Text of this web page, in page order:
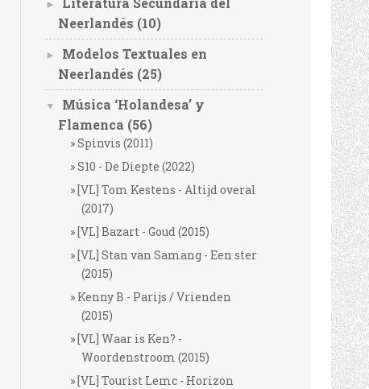
►
Neerlandés (10)
►
Modelos Textuales en
Neerlandés (25)
▼
Música ‘Holandesa’ y
Flamenca (56)
Spinvis (2011)
S10 - De Diepte (2022)
[VL] Tom Kestens - Altijd overal
(2017)
[VL] Bazart - Goud (2015)
[VL] Stan van Samang - Een ster
(2015)
Kenny B - Parijs / Vrienden
(2015)
[VL] Waar is Ken? -
Woordenstroom (2015)
[VL] Tourist Lemc - Horizon